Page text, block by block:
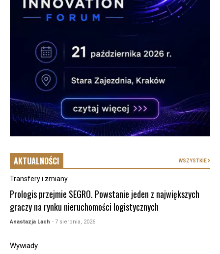
AKTUALNOŚCI WSZYSTKIE
Transfery i zmiany
Prologis przejmie SEGRO. Powstanie jeden z największych
graczy na rynku nieruchomości logistycznych
Anastazja Lach - 7 sierpnia, 2026
Wywiady